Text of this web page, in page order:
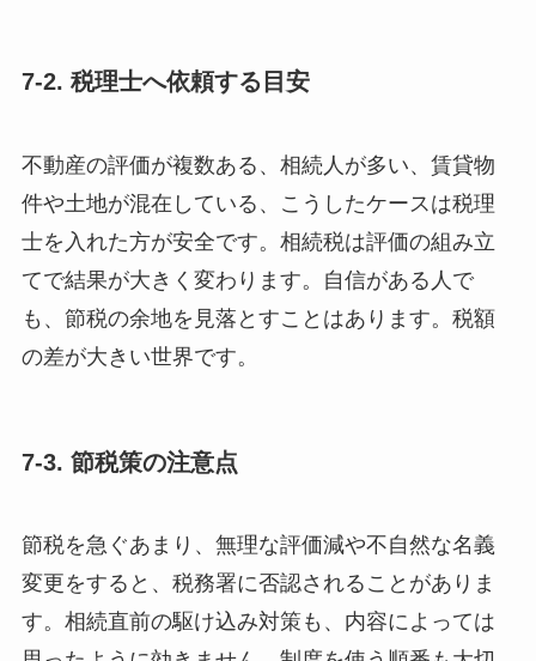
7-2. 税理士へ依頼する目安
不動産の評価が複数ある、相続人が多い、賃貸物
件や土地が混在している、こうしたケースは税理
士を入れた方が安全です。相続税は評価の組み立
てで結果が大きく変わります。自信がある人で
も、節税の余地を見落とすことはあります。税額
の差が大きい世界です。
7-3. 節税策の注意点
節税を急ぐあまり、無理な評価減や不自然な名義
変更をすると、税務署に否認されることがありま
す。相続直前の駆け込み対策も、内容によっては